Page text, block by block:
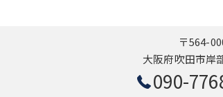
〒564-
大阪府吹田市岸
090-